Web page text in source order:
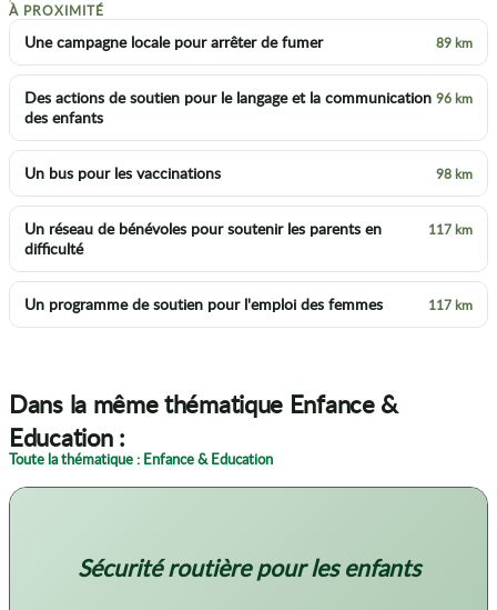
À PROXIMITÉ
Une campagne locale pour arrêter de fumer 89 km
Des actions de soutien pour le langage et la communication
des enfants
96 km
Un bus pour les vaccinations 98 km
Un réseau de bénévoles pour soutenir les parents en
difficulté
117 km
Un programme de soutien pour l'emploi des femmes 117 km
Dans la même thématique Enfance &
Education :
Toute la thématique : Enfance & Education
Sécurité routière pour les enfants